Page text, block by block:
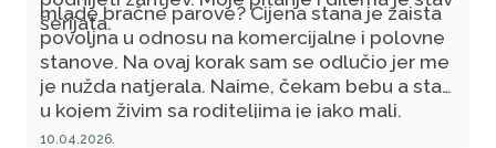
šerijata.
mlade bračne parove? Cijena stana je zaista
povoljna u odnosu na komercijalne i polovne
stanove. Na ovaj korak sam se odlučio jer me
je nužda natjerala. Naime, čekam bebu a stan
u kojem živim sa roditeljima je jako mali.
Aranžman otplate stana će ići preko neke
10.04.2026.